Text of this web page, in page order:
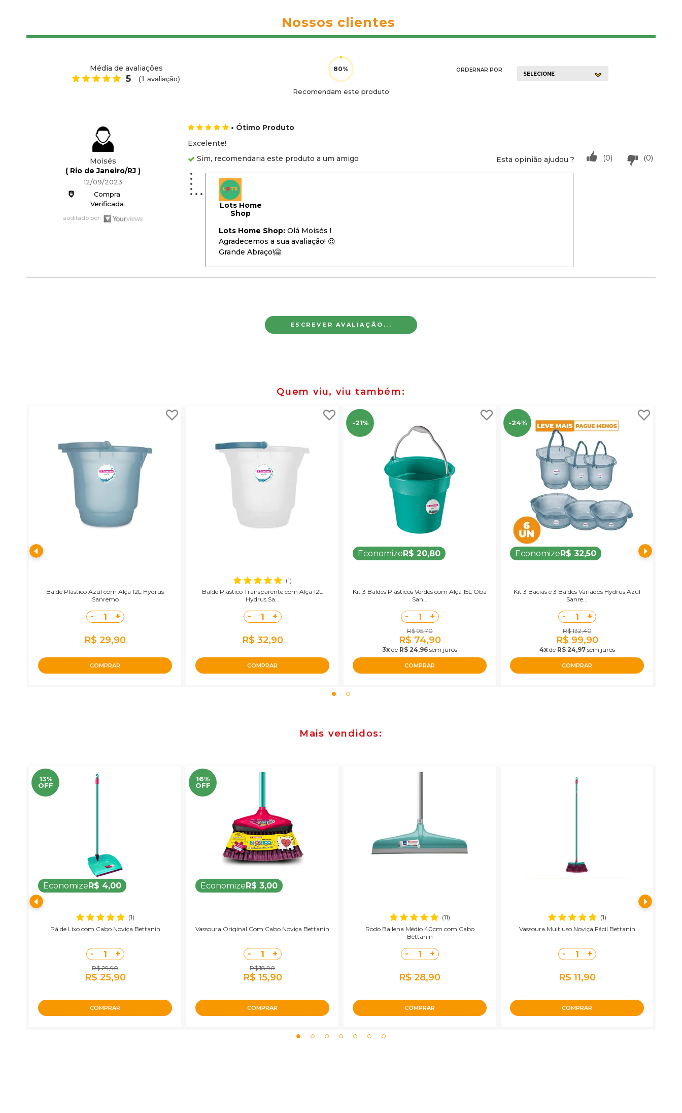
Nossos clientes
Média de avaliações
5 (1 avaliação)
Recomendam este produto
ORDERNAR POR
SELECIONE
Moisés
( Rio de Janeiro/RJ )
12/09/2023
Compra
Verificada
auditado por:
• Ótimo Produto
Excelente!
Sim, recomendaria este produto a um amigo
(0)
(0)
Esta opinião ajudou ?
Lots Home
Shop
Lots Home Shop: Olá Moisés !
Agradecemos a sua avaliação! 😍
Grande Abraço!🤗
ESCREVER AVALIAÇÃO...
Quem viu, viu também
Balde Plástico Azul com Alça 12L Hydrus
Sanremo
- 1 +
R$ 29,90
COMPRAR
(1)
Balde Plástico Transparente com Alça 12L
Hydrus Sa...
- 1 +
R$ 32,90
COMPRAR
-21%
EconomizeR$ 20,80
Kit 3 Baldes Plásticos Verdes com Alça 15L Oba
San...
- 1 +
R$ 95,70
R$ 74,90
3x de R$ 24,96 sem juros
COMPRAR
-24%
EconomizeR$ 32,50
Kit 3 Bacias e 3 Baldes Variados Hydrus Azul
Sanre...
- 1 +
R$ 132,40
R$ 99,90
4xde R$ 24,97sem juros
COMPRAR
Mais vendidos
13%
OFF
EconomizeR$ 4,00
(1)
Pá de Lixo com Cabo Noviça Bettanin
- 1 +
R$ 29,90
R$ 25,90
COMPRAR
16%
OFF
EconomizeR$ 3,00
Vassoura Original Com Cabo Noviça Bettanin
- 1 +
R$ 18,90
R$ 15,90
COMPRAR
(11)
Rodo Ballena Médio 40cm com Cabo
Bettanin
- 1 +
R$ 28,90
COMPRAR
(1)
Vassoura Multiuso Noviça Fácil Bettanin
- 1 +
R$ 11,90
COMPRAR